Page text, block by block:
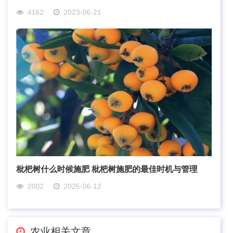
4162 2023-06-21
枇杷树什么时候施肥 枇杷树施肥的最佳时机与管理
2002 2025-06-12